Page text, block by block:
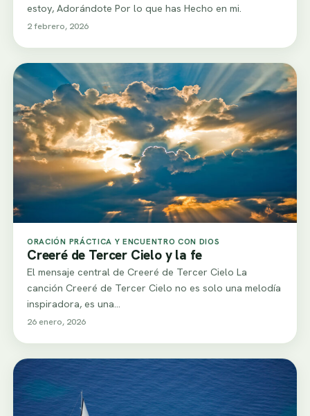
estoy, Adorándote Por lo que has Hecho en mi.
2 febrero, 2026
ORACIÓN PRÁCTICA Y ENCUENTRO CON DIOS
Creeré de Tercer Cielo y la fe
El mensaje central de Creeré de Tercer Cielo La
canción Creeré de Tercer Cielo no es solo una melodía
inspiradora, es una…
26 enero, 2026